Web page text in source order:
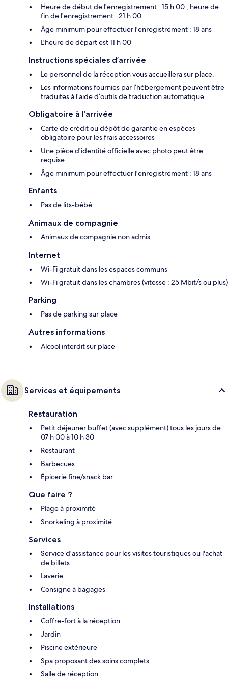
Heure de début de l'enregistrement : 15 h 00 ; heure de
fin de l'enregistrement : 21 h 00.
Âge minimum pour effectuer l'enregistrement : 18 ans
L'heure de départ est 11 h 00
Instructions spéciales d’arrivée
Le personnel de la réception vous accueillera sur place.
Les informations fournies par l’hébergement peuvent être
traduites à l’aide d’outils de traduction automatique
Obligatoire à l’arrivée
Carte de crédit ou dépôt de garantie en espèces
obligatoire pour les frais accessoires
Une pièce d'identité officielle avec photo peut être
requise
Âge minimum pour effectuer l'enregistrement : 18 ans
Enfants
Pas de lits-bébé
Animaux de compagnie
Animaux de compagnie non admis
Internet
Wi-Fi gratuit dans les espaces communs
Wi-Fi gratuit dans les chambres (vitesse : 25 Mbit/s ou plus)
Parking
Pas de parking sur place
Autres informations
Alcool interdit sur place
Services et équipements
Restauration
Petit déjeuner buffet (avec supplément) tous les jours de
07 h 00 à 10 h 30
Restaurant
Barbecues
Épicerie fine/snack bar
Que faire ?
Plage à proximité
Snorkeling à proximité
Services
Service d'assistance pour les visites touristiques ou l'achat
de billets
Laverie
Consigne à bagages
Installations
Coffre-fort à la réception
Jardin
Piscine extérieure
Spa proposant des soins complets
Salle de réception